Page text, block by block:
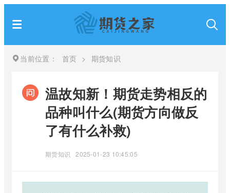
当前位置： 首页 > 期货知识
温故知新！期货走势相反的
品种叫什么(期货方向做反
了有什么补救)
期货知识 2025-01-23 10:45:05